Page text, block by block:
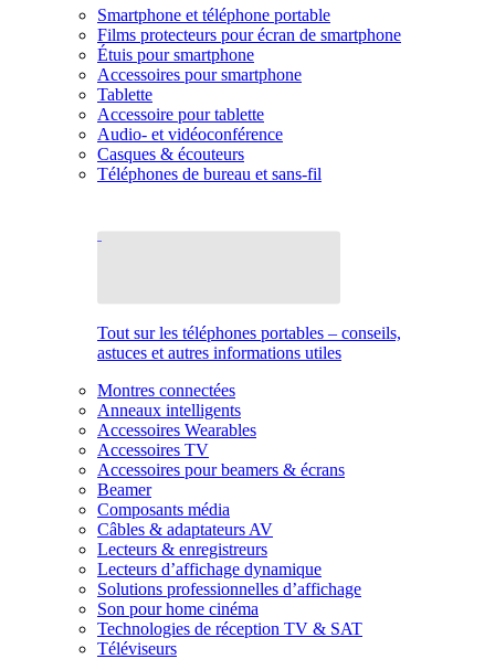
Smartphone et téléphone portable
Films protecteurs pour écran de smartphone
Étuis pour smartphone
Accessoires pour smartphone
Tablette
Accessoire pour tablette
Audio- et vidéoconférence
Casques & écouteurs
Téléphones de bureau et sans-fil
Tout sur les téléphones portables – conseils,
astuces et autres informations utiles
Montres connectées
Anneaux intelligents
Accessoires Wearables
Accessoires TV
Accessoires pour beamers & écrans
Beamer
Composants média
Câbles & adaptateurs AV
Lecteurs & enregistreurs
Lecteurs d’affichage dynamique
Solutions professionnelles d’affichage
Son pour home cinéma
Technologies de réception TV & SAT
Téléviseurs